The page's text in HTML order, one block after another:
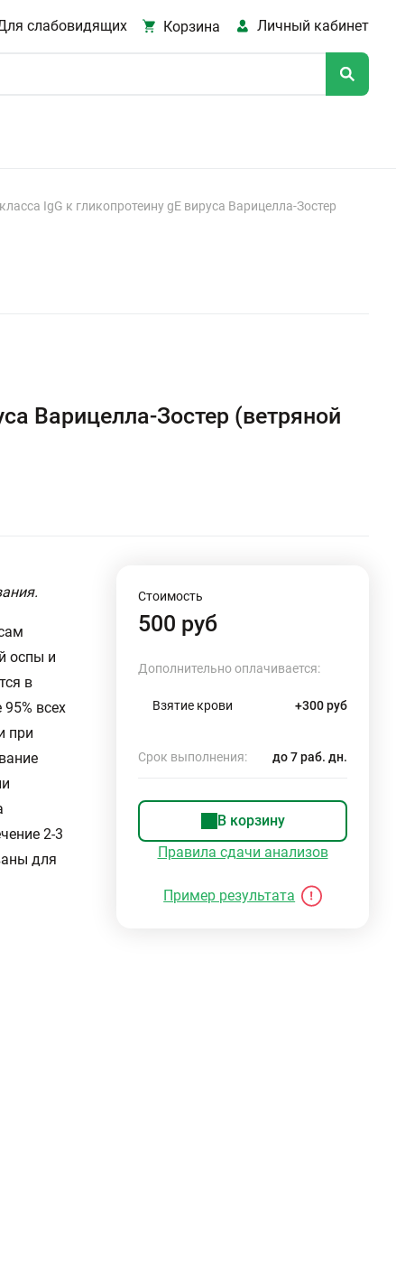
слабовидящих Корзина Личный кабинет
IgG к гликопротеину gE вируса Варицелла-Зостер
Варицелла-Зостер (ветряной
оспы и
в
всех
при
2-3
для
Стоимость
500 руб
Дополнительно оплачивается:
Взятие крови +300 руб
Срок выполнения: до 7 раб. дн.
В корзину
Правила сдачи анализов
Пример результата